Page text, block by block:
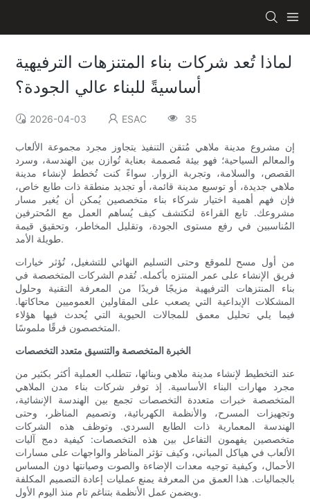
لماذا تُعد شركات بناء المتنزهات الترفيهية
أساسيةً للبناء عالي الجودة؟
2026-04-03 ESAC 35
إن مشروع مدينة ملاهي مُتقن التنفيذ يتجاوز مجرد مجموعة الألعاب
والمعالم السياحية؛ فهو بيئة مُصممة بعناية تُوازن بين الهندسة، وسرد
القصص، والسلامة، وتجربة الزوار. سواءً كنت تُخطط لإنشاء مدينة
ملاهي جديدة، أو توسيع مدينة قائمة، أو تجديد منطقة ذات طابع خاص،
فإن فهم أهمية اختيار شركاء بناء متخصصين يُمكن أن يُغير مسار
مشروعك. تابع القراءة لتكتشف كيف يُساهم العمل مع المُحترفين
المُناسبين في رفع مستوى الجودة، وتقليل المخاطر، وتحقيق قيمة
طويلة الأمد.
من أول مسح للموقع وحتى التسليم النهائي للتشغيل، تُؤثر خيارات
فريق الإنشاء على عمر المنتزه بأكمله. تُقدم الشركات المتخصصة في
بناء المنتزهات الترفيهية مزيجًا فريدًا من المعرفة التقنية وحلول
المشكلات الإبداعية التي يصعب على المقاولين العموميين محاكاتها.
فيما يلي تحليل معمق للمجالات الحيوية التي يُحدث فيها هؤلاء
المتخصصون فرقًا ملموسًا.
الخبرة المتخصصة والتنسيق متعدد التخصصات
عند التخطيط لإنشاء مدينة ملاهي وبنائها، تتطلب العملية أكثر بكثير من
مجرد مهارات البناء الأساسية. إذ توفر شركات بناء مدن الملاهي
المتخصصة خبرات متعددة التخصصات تجمع بين الهندسة الإنشائية،
وتجهيزات المسرح، والأنظمة الكهربائية، وتصميم المناظر، وحتى
الهندسة المعمارية ذات الطابع السردي. وتوظف هذه الشركات
متخصصين يفهمون التفاعل بين هذه التخصصات: كيفية دمج آليات
الألعاب في هياكل المباني، وكيف تؤثر المناظر والواجهات على مسارات
الأحمال، وكيفية توجيه معدات الإضاءة والصوت وصيانتها دون المساس
بالجماليات. هذا العمق من المعرفة يمنع عمليات إعادة التصميم المكلفة
ويضمن عمل الأنظمة بتناغم تام منذ اليوم الأول.